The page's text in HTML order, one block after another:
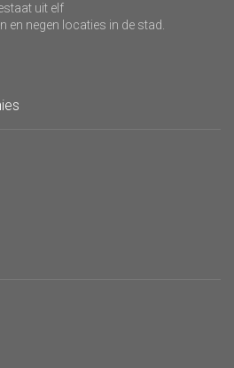
uit elf
en negen locaties in de stad.